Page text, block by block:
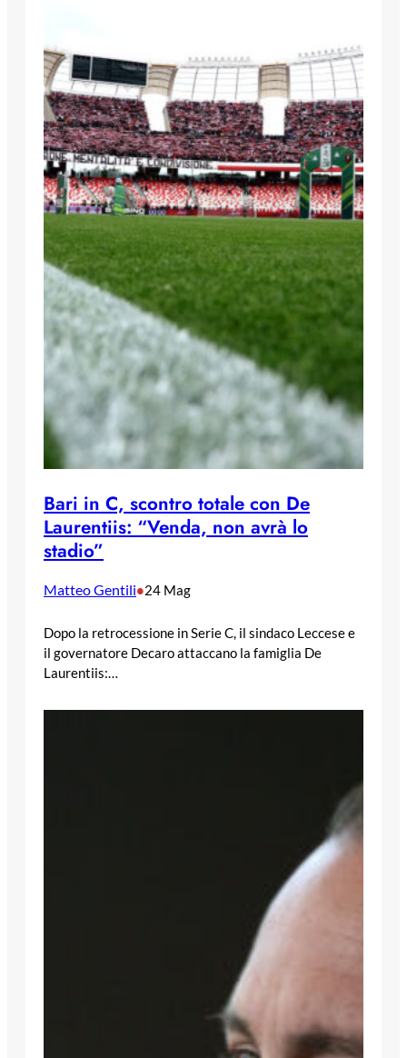
Bari in C, scontro totale con De
Laurentiis: “Venda, non avrà lo
stadio”
Matteo Gentili•24 Mag
Dopo la retrocessione in Serie C, il sindaco Leccese e
il governatore Decaro attaccano la famiglia De
Laurentiis:…